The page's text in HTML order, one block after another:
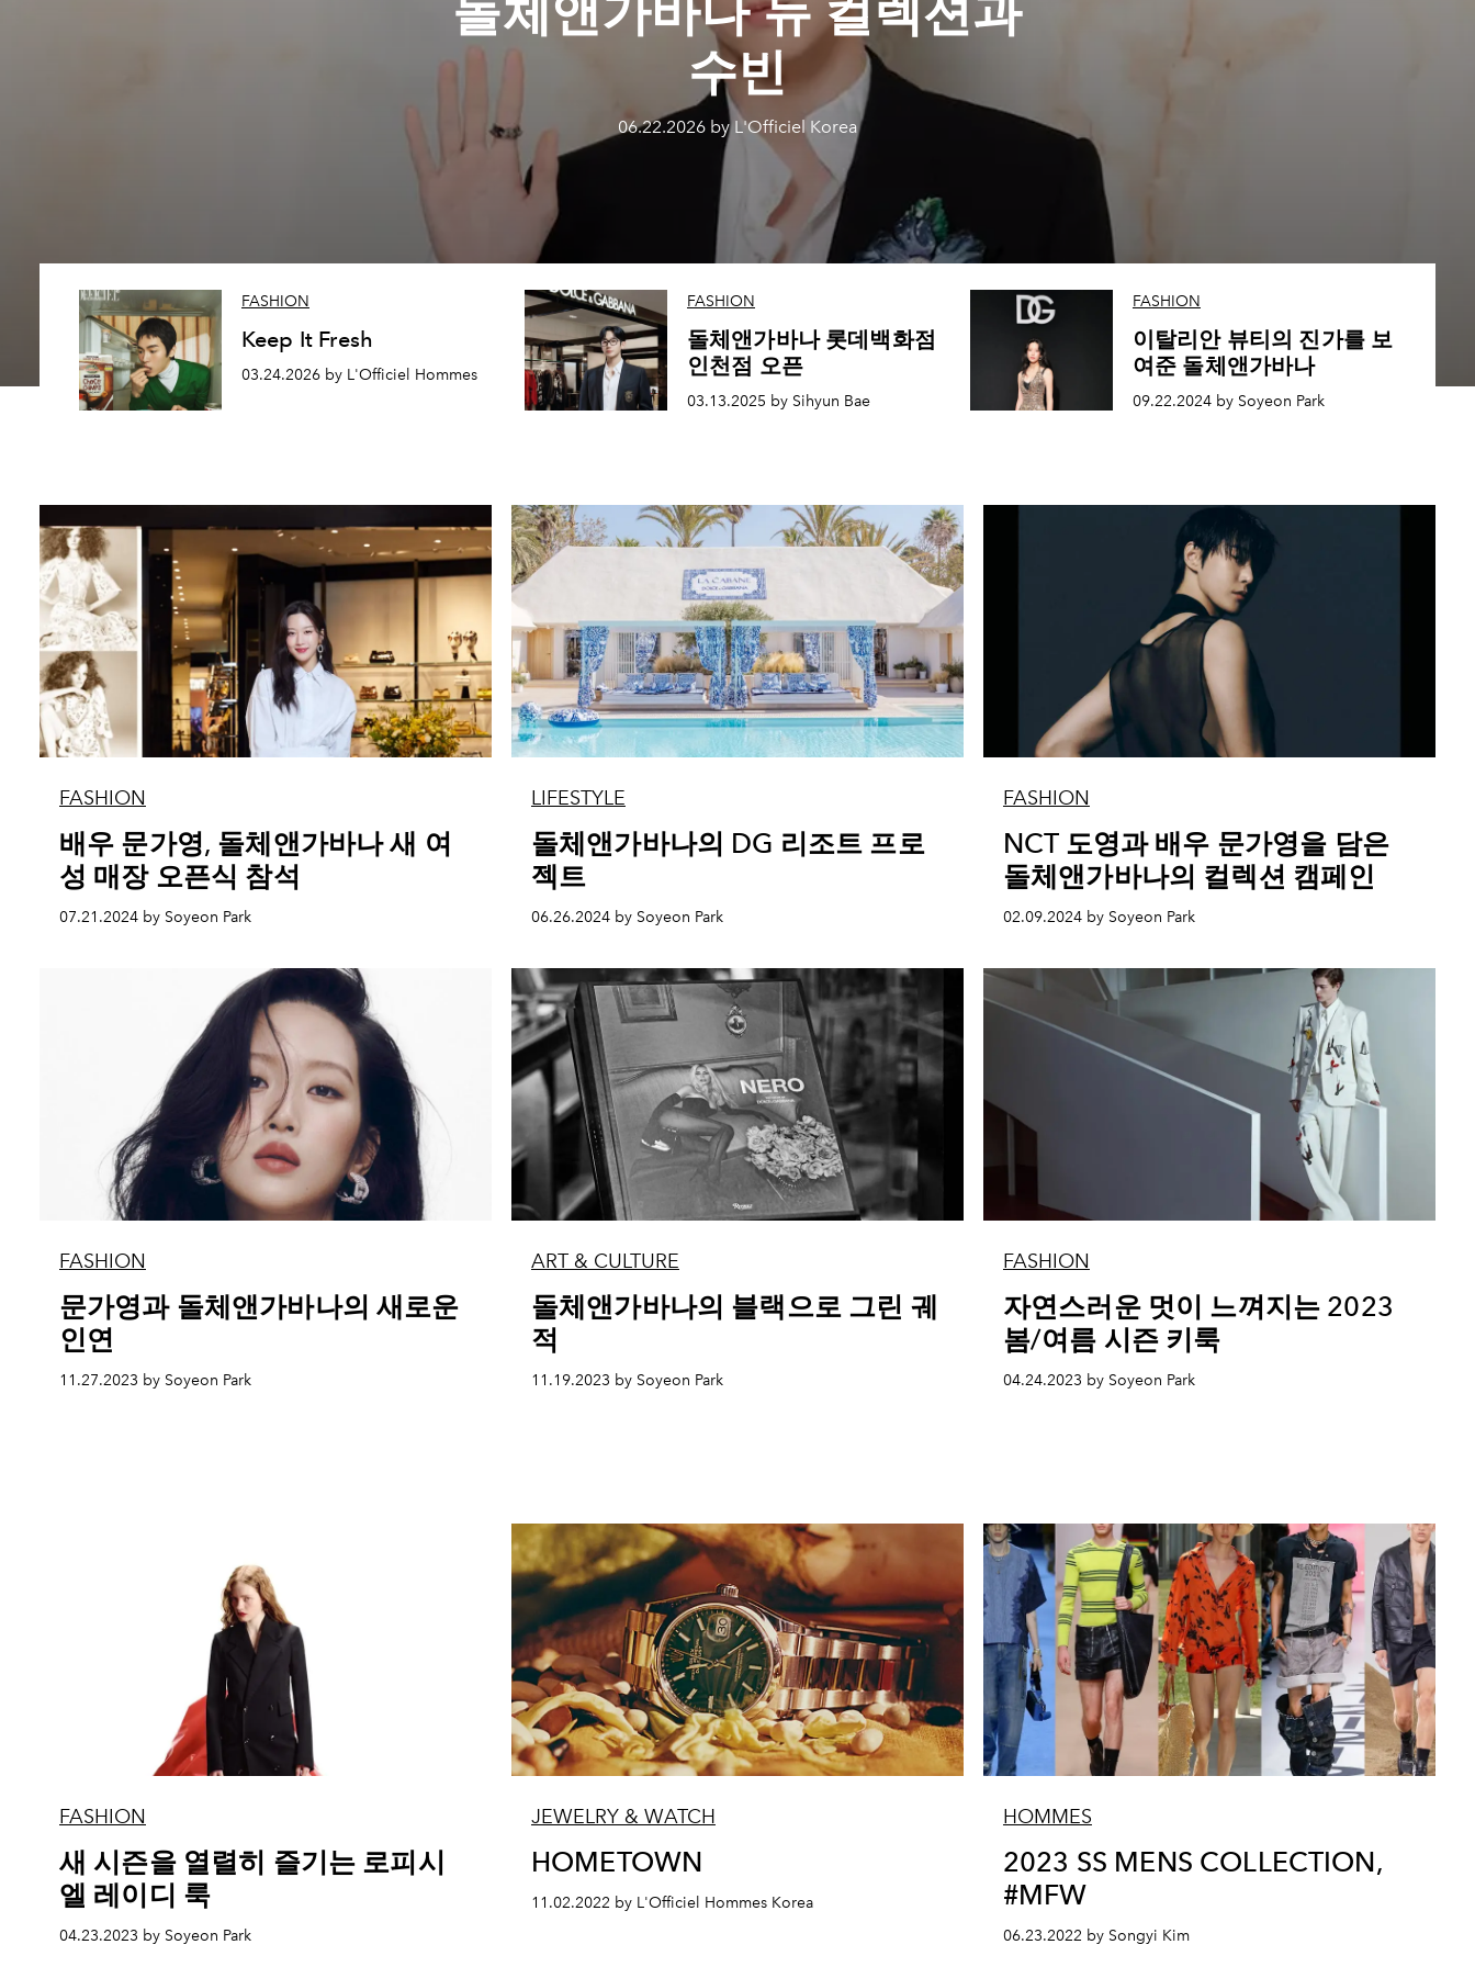
돌체앤가바나 뉴 컬렉션과
수빈
06.22.2026 by L'Officiel Korea
FASHION
Keep It Fresh
03.24.2026 by L'Officiel Hommes
FASHION
돌체앤가바나 롯데백화점
인천점 오픈
03.13.2025 by Sihyun Bae
FASHION
이탈리안 뷰티의 진가를 보
여준 돌체앤가바나
09.22.2024 by Soyeon Park
FASHION
배우 문가영, 돌체앤가바나 새 여
성 매장 오픈식 참석
07.21.2024 by Soyeon Park
LIFESTYLE
돌체앤가바나의 DG 리조트 프로
젝트
06.26.2024 by Soyeon Park
FASHION
NCT 도영과 배우 문가영을 담은
돌체앤가바나의 컬렉션 캠페인
02.09.2024 by Soyeon Park
FASHION
문가영과 돌체앤가바나의 새로운
인연
11.27.2023 by Soyeon Park
ART & CULTURE
돌체앤가바나의 블랙으로 그린 궤
적
11.19.2023 by Soyeon Park
FASHION
자연스러운 멋이 느껴지는 2023
봄/여름 시즌 키룩
04.24.2023 by Soyeon Park
FASHION
새 시즌을 열렬히 즐기는 로피시
엘 레이디 룩
04.23.2023 by Soyeon Park
JEWELRY & WATCH
HOMETOWN
11.02.2022 by L'Officiel Hommes Korea
HOMMES
2023 SS MENS COLLECTION,
#MFW
06.23.2022 by Songyi Kim